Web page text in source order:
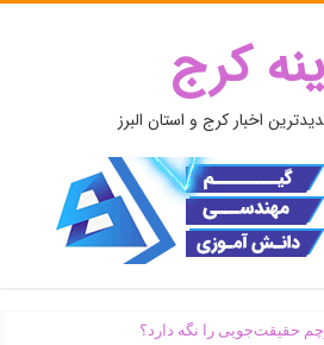
کرج
اخبار کرج و استان البرز
حقیقت‌جویی را نگه دارد؟